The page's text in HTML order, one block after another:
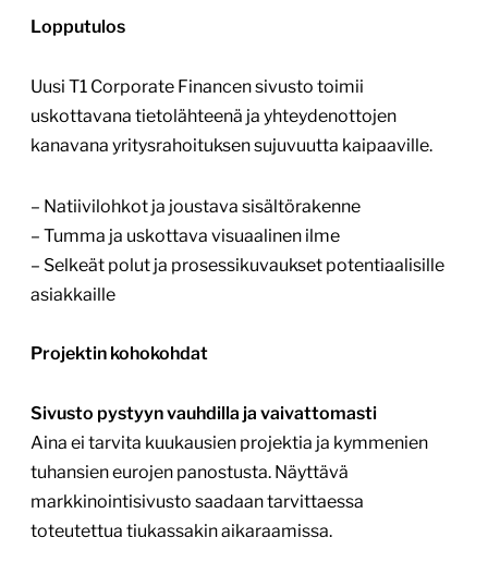
Lopputulos
Uusi T1 Corporate Financen sivusto toimii
uskottavana tietolähteenä ja yhteydenottojen
kanavana yritysrahoituksen sujuvuutta kaipaaville.
– Natiivilohkot ja joustava sisältörakenne
– Tumma ja uskottava visuaalinen ilme
– Selkeät polut ja prosessikuvaukset potentiaalisille
asiakkaille
Projektin kohokohdat
Sivusto pystyyn vauhdilla ja vaivattomasti
Aina ei tarvita kuukausien projektia ja kymmenien
tuhansien eurojen panostusta. Näyttävä
markkinointisivusto saadaan tarvittaessa
toteutettua tiukassakin aikaraamissa.